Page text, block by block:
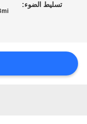
اطلب
تسليط الضوء: